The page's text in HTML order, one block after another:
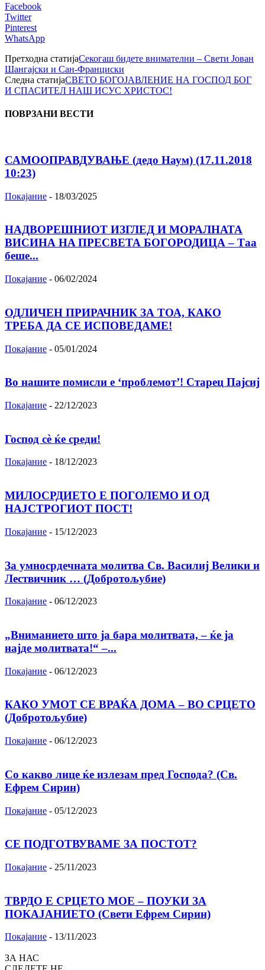
Facebook
Twitter
Pinterest
WhatsApp
Претходна статијаСекогаш бидете внимателни – Свети Јован
Шангајски и Сан-Франциски
Следна статијаСВЕТО БОГОЈАВЛЕНИЕ НА ГОСПОД БОГ
И СПАСИТЕЛ НАШ ИСУС ХРИСТОС!
ПОВРЗАНИ ВЕСТИ
САМООПРАВДУВАЊЕ (дедо Наум) (17.11.2018
10:23)
Покајание - 18/03/2025
НАДВОРЕШНИОТ ИЗГЛЕД И МОРАЛНАТА
ВИСИНА HA ПРЕСВЕТА БОГОРОДИЦА – Таа
беше...
Покајание - 06/02/2024
ОДЛИЧЕН ПРИРАЧНИК ЗА ТОА, КАКО
ТРЕБА ДА СЕ ИСПОВЕДАМЕ!
Покајание - 05/01/2024
Во нашите помисли е ‘проблемот’! Старец Пајсиј
Покајание - 22/12/2023
Господ сѐ ќе среди!
Покајание - 18/12/2023
МИЛОСРДИЕТО Е ПОГОЛЕМО И ОД
НАЈСТРОГИОТ ПОСТ!
Покајание - 15/12/2023
За умносрдечната молитва Св. Василиј Велики и
Лествичник … (Добротољубие)
Покајание - 06/12/2023
„Вниманието што jа бара молитвата, – ќе jа
најде молитвата!“ –...
Покајание - 06/12/2023
КАКО УМОТ СЕ ВРАЌА ДОМА – ВО СРЦЕТО
(Добротољубие)
Покајание - 06/12/2023
Со какво лице ќе излезам пред Господа? (Св.
Ефрем Сирин)
Покајание - 05/12/2023
СЕ ПОДГОТВУВАМЕ ЗА ПОСТОТ?
Покајание - 25/11/2023
ТВРДО Е СРЦЕТО МОЕ – ПОУКИ ЗА
ПОКАЈАНИЕТО (Свети Ефрем Сирин)
Покајание - 13/11/2023
ЗА НАС